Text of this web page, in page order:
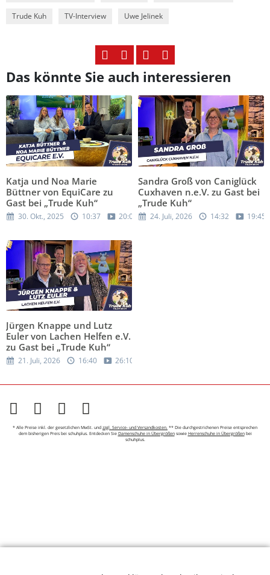
Trude Kuh TV-Interview Uwe Jelinek
Das könnte Sie auch interessieren
Katja und Noa Marie
Büttner von EquiCare zu
Gast bei „Trude Kuh“
30. Okt., 2025 10:37 20:08
Sandra Groß von Caniglück
Cuxhaven n.e.V. zu Gast bei
„Trude Kuh“
24. Juli, 2026 14:32 19:45
Jürgen Knappe und Lutz
Euler von Lachen Helfen e.V.
zu Gast bei „Trude Kuh“
21. Juli, 2026 16:40 26:10
* Alle Preise inkl. der gesetzlichen MwSt. und zzgl. Service- und Versandkosten. ** Die durchgestrichenen Preise entsprechen
dem bisherigen Preis bei schuhplus. Entdecken Sie Damenschuhe in Übergrößensowie Herrenschuhe in Übergrößenbei
schuhplus.